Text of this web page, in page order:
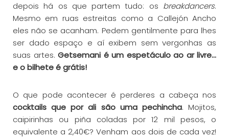
depois há os que partem tudo: os breakdancers.
Mesmo em ruas estreitas como a Callejón Ancho
eles não se acanham. Pedem gentilmente para lhes
ser dado espaço e aí exibem sem vergonhas as
suas artes. Getsemani é um espetáculo ao ar livre…
e o bilhete é grátis!
O que pode acontecer é perderes a cabeça nos
cocktails que por ali são uma pechincha. Mojitos,
caipirinhas ou piña coladas por 12 mil pesos, o
equivalente a 2,40€? Venham aos dois de cada vez!